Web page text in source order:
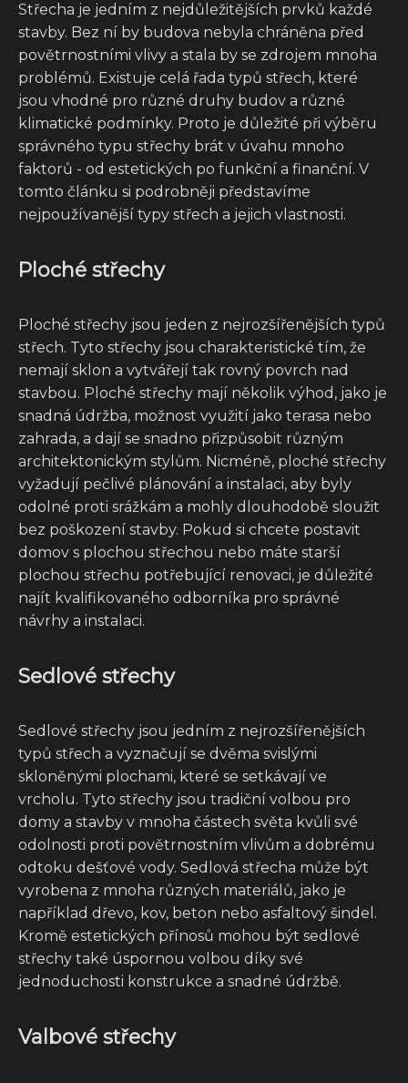
Střecha je jedním z nejdůležitějších prvků každé
stavby. Bez ní by budova nebyla chráněna před
povětrnostními vlivy a stala by se zdrojem mnoha
problémů. Existuje celá řada typů střech, které
jsou vhodné pro různé druhy budov a různé
klimatické podmínky. Proto je důležité při výběru
správného typu střechy brát v úvahu mnoho
faktorů - od estetických po funkční a finanční. V
tomto článku si podrobněji představíme
nejpoužívanější typy střech a jejich vlastnosti.
Ploché střechy
Ploché střechy jsou jeden z nejrozšířenějších typů
střech. Tyto střechy jsou charakteristické tím, že
nemají sklon a vytvářejí tak rovný povrch nad
stavbou. Ploché střechy mají několik výhod, jako je
snadná údržba, možnost využití jako terasa nebo
zahrada, a dají se snadno přizpůsobit různým
architektonickým stylům. Nicméně, ploché střechy
vyžadují pečlivé plánování a instalaci, aby byly
odolné proti srážkám a mohly dlouhodobě sloužit
bez poškození stavby. Pokud si chcete postavit
domov s plochou střechou nebo máte starší
plochou střechu potřebující renovaci, je důležité
najít kvalifikovaného odborníka pro správné
návrhy a instalaci.
Sedlové střechy
Sedlové střechy jsou jedním z nejrozšířenějších
typů střech a vyznačují se dvěma svislými
skloněnými plochami, které se setkávají ve
vrcholu. Tyto střechy jsou tradiční volbou pro
domy a stavby v mnoha částech světa kvůli své
odolnosti proti povětrnostním vlivům a dobrému
odtoku dešťové vody. Sedlová střecha může být
vyrobena z mnoha různých materiálů, jako je
například dřevo, kov, beton nebo asfaltový šindel.
Kromě estetických přínosů mohou být sedlové
střechy také úspornou volbou díky své
jednoduchosti konstrukce a snadné údržbě.
Valbové střechy